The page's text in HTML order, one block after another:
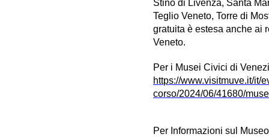
Stino di Livenza, Santa
Teglio Veneto, Torre di
gratuita è estesa anche ai
Veneto.
Per i Musei Civici di
https://www.visitmuve.it/it/
corso/2024/06/41680/
Per Informazioni sul